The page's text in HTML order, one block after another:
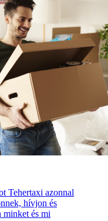
Tehertaxi azonnal
hívjon és
és mi